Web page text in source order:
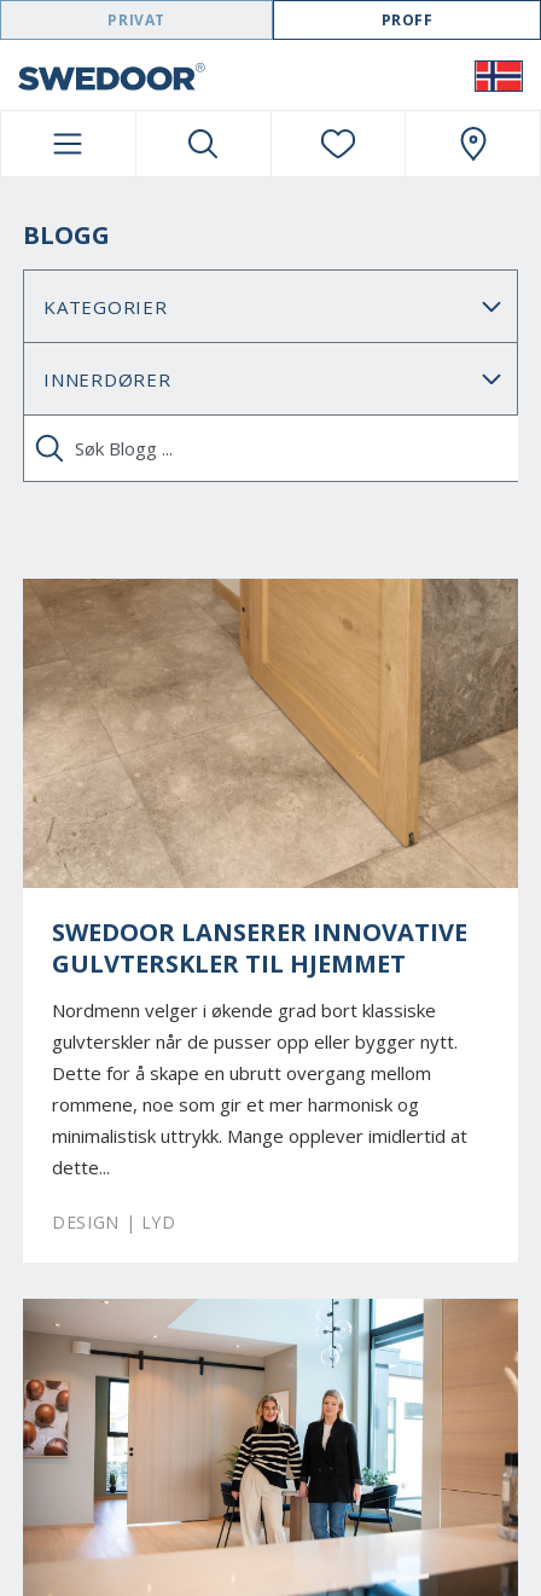
SWEDOOR NAVIGATION
PRIVAT PROFF
BLOGG
SWEDOOR LANSERER INNOVATIVE
GULVTERSKLER TIL HJEMMET
Nordmenn velger i økende grad bort klassiske
gulvterskler når de pusser opp eller bygger nytt.
Dette for å skape en ubrutt overgang mellom
rommene, noe som gir et mer harmonisk og
minimalistisk uttrykk. Mange opplever imidlertid at
dette...
DESIGN | LYD